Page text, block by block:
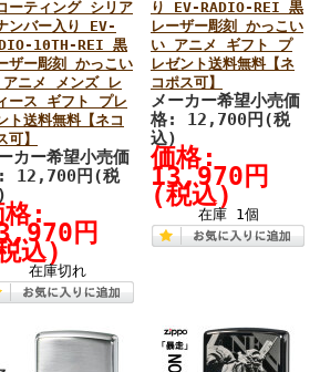
ーティング シリア
ンバー入り EV-
10TH-REI 黒
ザー彫刻 かっこい
ニメ メンズ レ
ース ギフト プレ
ト送料無料【ネコ
可】
カー希望小売価
12,700円(税
格:
円
込)
在庫切れ
り EV-RADIO-REI 黒
レーザー彫刻 かっこい
い アニメ ギフト プ
レゼント送料無料【ネ
コポス可】
メーカー希望小売価
格: 12,700円(税
込)
価格:
13,970円
(税込)
在庫 1個